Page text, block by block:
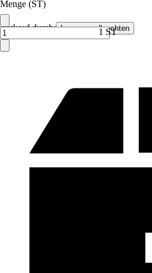
Verkauf durch: Lampenundleuchten
Menge (ST)
1 ST